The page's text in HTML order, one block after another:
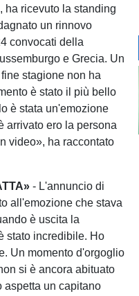
ha ricevuto la standing
un rinnovo
convocati della
e Grecia. Un
stagione non ha
è stato il più bello
è stata un'emozione
arrivato ero la persona
video», ha raccontato
- L'annuncio di
all'emozione che stava
è uscita la
stato incredibile. Ho
Un momento d'orgoglio
si è ancora abituato
aspetta un capitano